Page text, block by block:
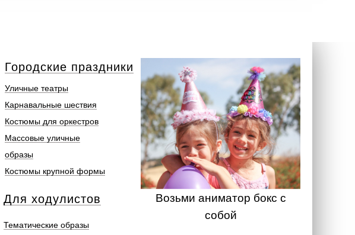
Уличные театры
Карнавальные шествия
Костюмы для оркестров
Массовые уличные
образы
Костюмы крупной формы
Городские праздники
Тематические образы
Для ходулистов
Возьми аниматор бокс с
собой